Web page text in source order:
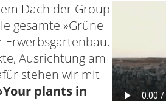
Dach der Group
gesamte »Grüne
Ausrichtung am
stehen wir mit
plants in